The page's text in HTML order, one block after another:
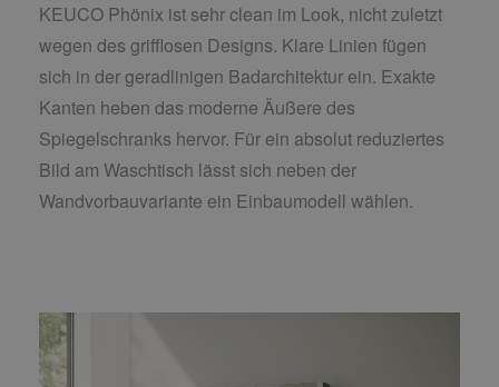
KEUCO Phönix ist sehr clean im Look, nicht zuletzt
wegen des grifflosen Designs. Klare Linien fügen
sich in der geradlinigen Badarchitektur ein. Exakte
Kanten heben das moderne Äußere des
Spiegelschranks hervor. Für ein absolut reduziertes
Bild am Waschtisch lässt sich neben der
Wandvorbauvariante ein Einbaumodell wählen.